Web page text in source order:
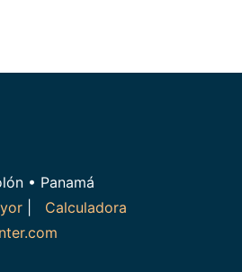
• Panamá
Calculadora